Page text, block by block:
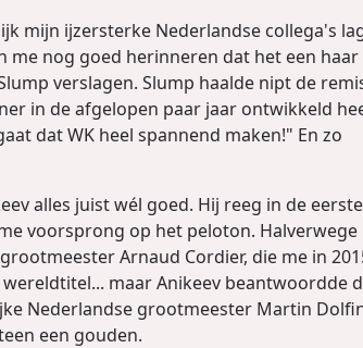
mijn ijzersterke Nederlandse collega's
me nog goed herinneren dat het een haar
verslagen. Slump haalde nipt de
in de afgelopen paar jaar ontwikkeld
dat WK heel spannend maken!" En zo
alles juist wél goed. Hij reeg in de
voorsprong op het peloton. Halverwege
Arnaud Cordier, die me in
maar Anikeev beantwoordde
Nederlandse grootmeester Martin
een gouden.